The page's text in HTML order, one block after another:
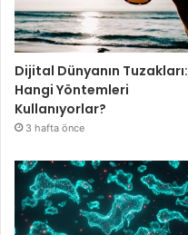
Dijital Dünyanın Tuzakları:
Hangi Yöntemleri
Kullanıyorlar?
3 hafta önce